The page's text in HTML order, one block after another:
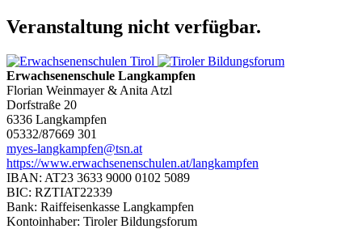
Veranstaltung nicht verfügbar.
Erwachsenenschule Langkampfen
Florian Weinmayer & Anita Atzl
Dorfstraße 20
6336 Langkampfen
05332/87669 301
myes-langkampfen@tsn.at
https://www.erwachsenenschulen.at/langkampfen
IBAN: AT23 3633 9000 0102 5089
BIC: RZTIAT22339
Bank: Raiffeisenkasse Langkampfen
Kontoinhaber: Tiroler Bildungsforum